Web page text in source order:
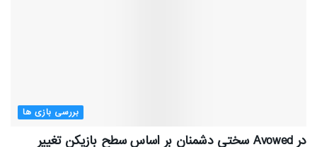
بررسی بازی ها
در Avowed سختی دشمنان بر اساس سطح بازیکن تغییر